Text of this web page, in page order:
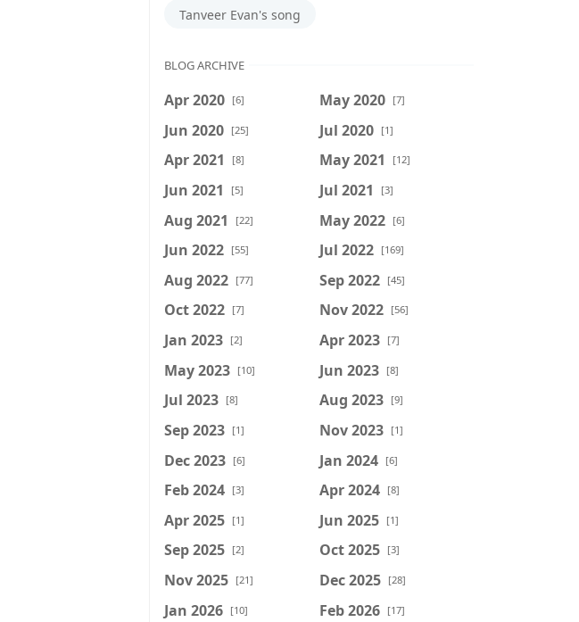
Tanveer Evan's song
BLOG ARCHIVE
Apr 2020 [6] May 2020 [7]
Jun 2020 [25] Jul 2020 [1]
Apr 2021 [8] May 2021 [12]
Jun 2021 [5] Jul 2021 [3]
Aug 2021 [22] May 2022 [6]
Jun 2022 [55] Jul 2022 [169]
Aug 2022 [77] Sep 2022 [45]
Oct 2022 [7] Nov 2022 [56]
Jan 2023 [2] Apr 2023 [7]
May 2023 [10] Jun 2023 [8]
Jul 2023 [8] Aug 2023 [9]
Sep 2023 [1] Nov 2023 [1]
Dec 2023 [6] Jan 2024 [6]
Feb 2024 [3] Apr 2024 [8]
Apr 2025 [1] Jun 2025 [1]
Sep 2025 [2] Oct 2025 [3]
Nov 2025 [21] Dec 2025 [28]
Jan 2026 [10] Feb 2026 [17]